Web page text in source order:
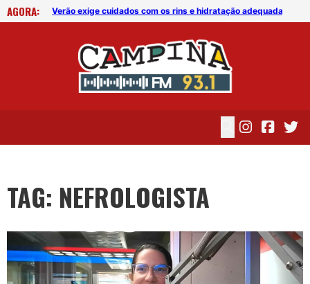
AGORA:
Nefrologista Davi Ernane conversou com os nossos ouvintes sobre Infecção Urinária Verão exige cuidados com os rins e hidratação adequada
TAG: NEFROLOGISTA